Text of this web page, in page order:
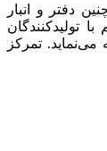
دفتر و انبار
تولیدکنندگان
تمرکز